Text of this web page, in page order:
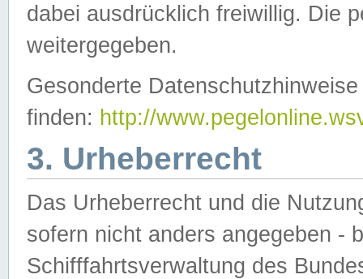
dabei ausdrücklich freiwillig. Die
weitergegeben.
Gesonderte
finden: http://
3. Urheberrecht
Das Urheberrecht und die
sofern nicht anders angegeben -
Schifffahrtsverwaltung des